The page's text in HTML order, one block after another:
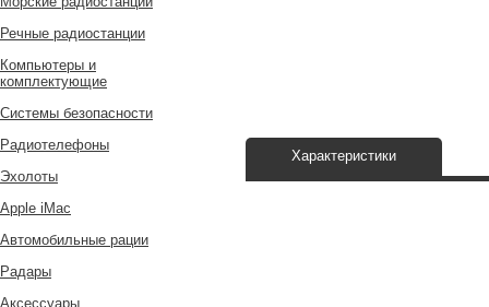
Речные радиостанции
Компьютеры и
комплектующие
Системы безопасности
Радиотелефоны
Эхолоты
Apple iMac
Автомобильные рации
Радары
Аксессуары
Характеристики